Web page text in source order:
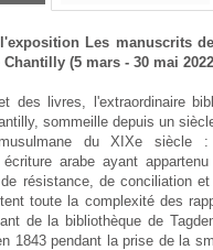
Les manuscrits
Chantilly (5 mars - 30 mai
des livres, l'extraordinaire
sommeille depuis un
musulmane du XIXe siècle
arabe ayant
résistance, de conciliation
toute la complexité des
de la bibliothèque de
1843 pendant la prise de la